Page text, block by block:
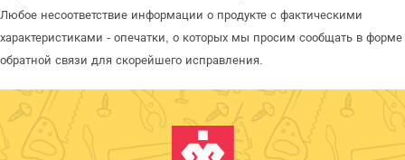
Любое несоответствие информации о продукте с фактическими
характеристиками - опечатки, о которых мы просим сообщать в форме
обратной связи для скорейшего исправления.